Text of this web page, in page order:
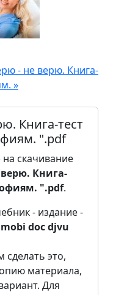
- не верю. Книга-
»
Книга-тест
".pdf
скачивание
Книга-
".pdf.
- издание -
mobi docdjvu
это,
материала,
Для